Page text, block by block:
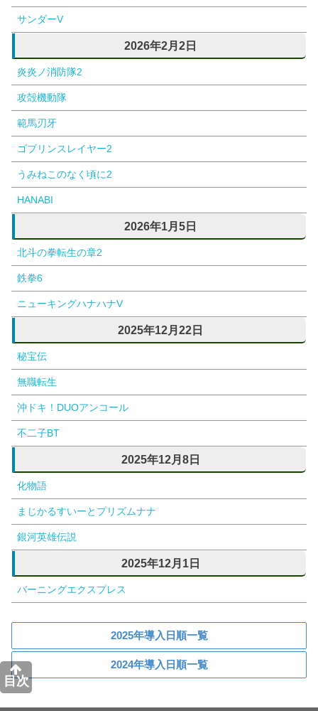
目次
サンダーV
2026年2月2日
炎炎ノ消防隊2
攻殻機動隊
範馬刃牙
ゴブリンスレイヤー2
うみねこのなく頃に2
HANABI
2026年1月5日
北斗の拳転生の章2
鉄拳6
ニューキングハナハナV
2025年12月22日
秘宝伝
無職転生
沖ドキ！DUOアンコール
不二子BT
2025年12月8日
化物語
まじかるすいーとプリズムナナ
銀河英雄伝説
2025年12月1日
バーニングエクスプレス
2025年導入日順一覧
2024年導入日順一覧